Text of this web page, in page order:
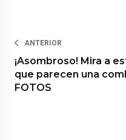
ANTERIOR
¡Asombroso! Mira a
que parecen una
FOTOS